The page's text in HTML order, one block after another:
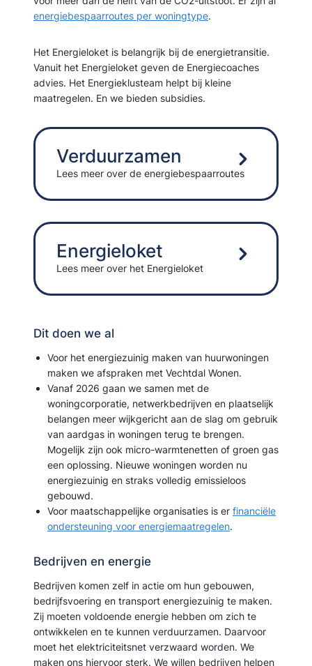
energiebespaarroutes per woningtype.
Het Energieloket is belangrijk bij de energietransitie.
Vanuit het Energieloket geven de Energiecoaches
advies. Het Energieklusteam helpt bij kleine
maatregelen. En we bieden subsidies.
Verduurzamen
Lees meer over de energiebespaarroutes
Energieloket
Lees meer over het Energieloket
Dit doen we al
Voor het energiezuinig maken van huurwoningen
maken we afspraken met Vechtdal Wonen.
Vanaf 2026 gaan we samen met de
woningcorporatie, netwerkbedrijven en plaatselijk
belangen meer wijkgericht aan de slag om gebruik
van aardgas in woningen terug te brengen.
Mogelijk zijn ook micro-warmtenetten of groen gas
een oplossing. Nieuwe woningen worden nu
energiezuinig en straks volledig emissieloos
gebouwd.
Voor maatschappelijke organisaties is er financiële
ondersteuning voor energiemaatregelen.
Bedrijven en energie
Bedrijven komen zelf in actie om hun gebouwen,
bedrijfsvoering en transport energiezuinig te maken.
Zij moeten voldoende energie hebben om zich te
ontwikkelen en te kunnen verduurzamen. Daarvoor
moet het elektriciteitsnet verzwaard worden. We
maken ons hiervoor sterk. We willen bedrijven helpen